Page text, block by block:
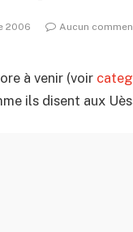
2006 Aucun
à venir (voir
ils disent aux